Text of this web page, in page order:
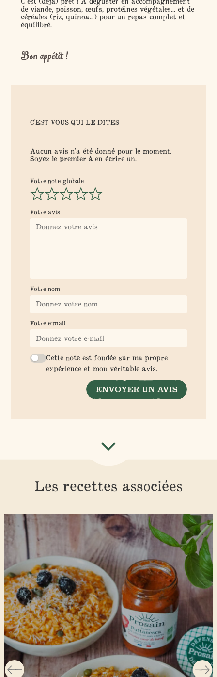
de viande, poisson, œufs, protéines végétales... et de
céréales (riz, quinoa...) pour un repas complet et
équilibré.
Bon appétit !
C'EST VOUS QUI LE DITES
Aucun avis n’a été donné pour le moment.
Soyez le premier à en écrire un.
Votre note globale
Votre avis
Votre nom
Votre e-mail
Cette note est fondée sur ma propre
expérience et mon véritable avis.
ENVOYER UN AVIS
Les recettes associées